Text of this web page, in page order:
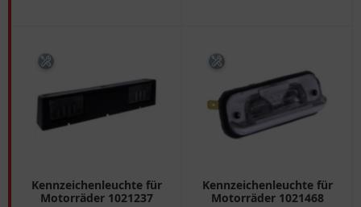
Kennzeichenleuchte für
Motorräder 1021237
Kennzeichenleuchte für
Motorräder 1021468